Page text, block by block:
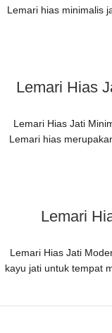
Lemari hias minimalis
Lemari Hias
Lemari Hias Jati
Lemari hias
Lemari
Lemari Hias Jati
kayu jati untuk tempat